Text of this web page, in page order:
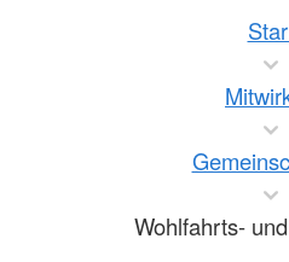
Wohlfahrts-